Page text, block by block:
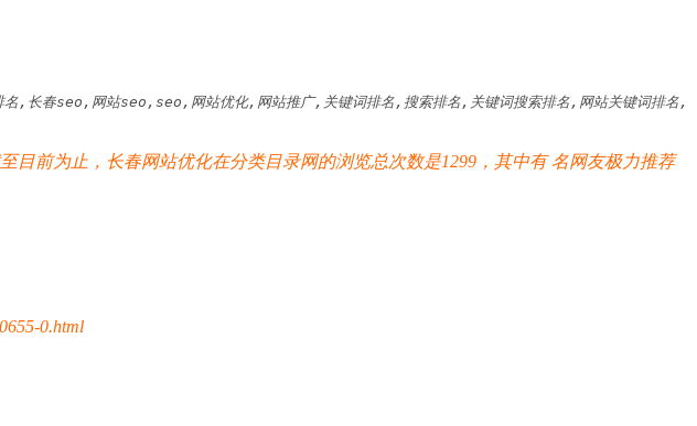
名,长春seo,网站seo,seo,网站优化,网站推广,关键词排名,搜索排名,关键词搜索排名,网站关键词排名,
前为止，长春网站优化在分类目录网的浏览总次数是1299，其中有名网友极力推荐
0.html